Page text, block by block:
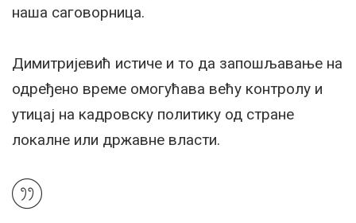
наша саговорница.
Димитријевић истиче и то да запошљавање на
одређено време омогућава већу контролу и
утицај на кадровску политику од стране
локалне или државне власти.